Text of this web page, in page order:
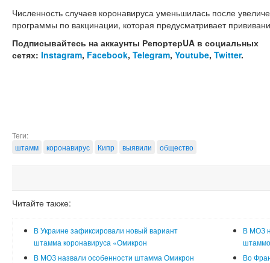
Численность случаев коронавируса уменьшилась после
программы по вакцинации, которая предусматривает
Подписывайтесь на аккаунты РепортерUA в социальных
сетях: Instagram, Facebook, Telegram, Youtube, Twitter.
Теги:
штамм
коронавирус Кипр выявили общество
Читайте также:
В Украине зафиксировали новый вариант
штамма коронавируса «Омикрон
В МОЗ
В МОЗ назвали особенности штамма Омикрон
Во